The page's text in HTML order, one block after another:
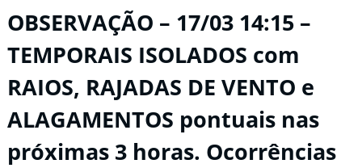
OBSERVAÇÃO – 17/03 14:15 –
TEMPORAIS ISOLADOS com
RAIOS, RAJADAS DE VENTO e
ALAGAMENTOS pontuais nas
próximas 3 horas. Ocorrências